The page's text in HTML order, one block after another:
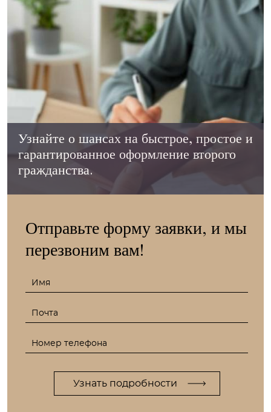
Узнайте о шансах на быстрое, простое и
гарантированное оформление второго
гражданства.
Отправьте форму заявки, и мы
перезвоним вам!